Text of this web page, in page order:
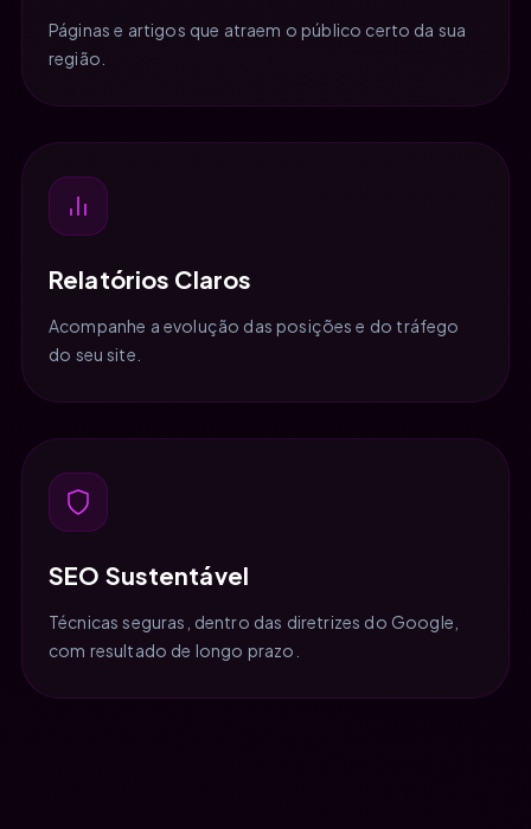
Páginas e artigos que atraem o público certo da sua
região.
Relatórios Claros
Acompanhe a evolução das posições e do tráfego
do seu site.
SEO Sustentável
Técnicas seguras, dentro das diretrizes do Google,
com resultado de longo prazo.